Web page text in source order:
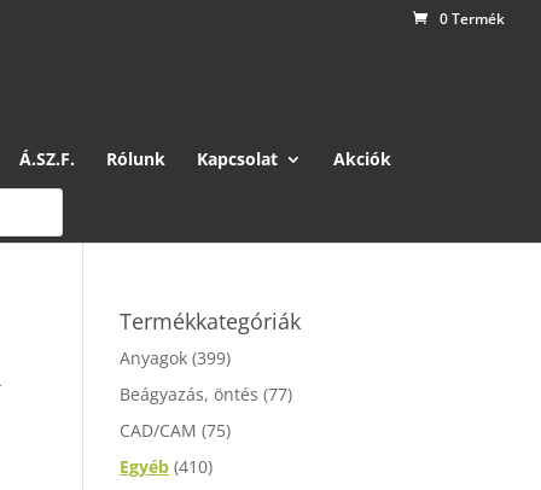
0 Termék
Á.SZ.F. Rólunk Kapcsolat Akciók
Termékkategóriák
Anyagok (399)
Beágyazás, öntés (77)
CAD/CAM (75)
Egyéb (410)